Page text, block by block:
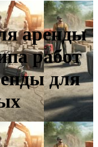
аренды
работ
для